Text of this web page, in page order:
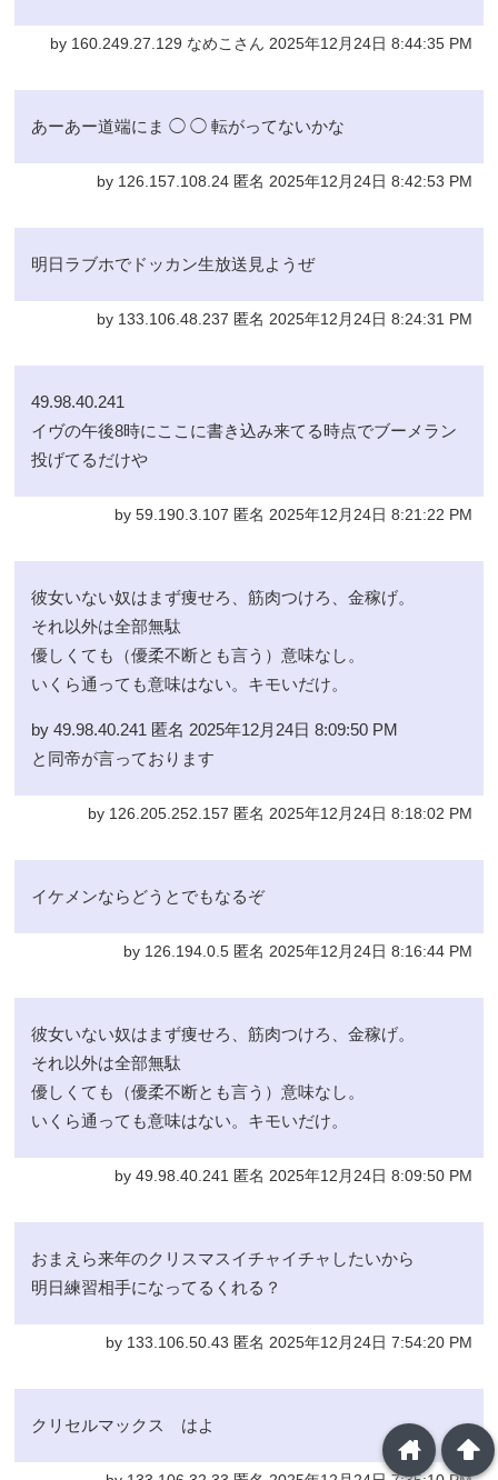
by 160.249.27.129 なめこさん 2025年12月24日 8:44:35 PM
あーあー道端にま ◯ ◯ 転がってないかな
by 126.157.108.24 匿名 2025年12月24日 8:42:53 PM
明日ラブホでドッカン生放送見ようぜ
by 133.106.48.237 匿名 2025年12月24日 8:24:31 PM
49.98.40.241
イヴの午後8時にここに書き込み来てる時点でブーメラン
投げてるだけや
by 59.190.3.107 匿名 2025年12月24日 8:21:22 PM
彼女いない奴はまず痩せろ、筋肉つけろ、金稼げ。
それ以外は全部無駄
優しくても（優柔不断とも言う）意味なし。
いくら通っても意味はない。キモいだけ。
by 49.98.40.241 匿名 2025年12月24日 8:09:50 PM
と同帝が言っております
by 126.205.252.157 匿名 2025年12月24日 8:18:02 PM
イケメンならどうとでもなるぞ
by 126.194.0.5 匿名 2025年12月24日 8:16:44 PM
彼女いない奴はまず痩せろ、筋肉つけろ、金稼げ。
それ以外は全部無駄
優しくても（優柔不断とも言う）意味なし。
いくら通っても意味はない。キモいだけ。
by 49.98.40.241 匿名 2025年12月24日 8:09:50 PM
おまえら来年のクリスマスイチャイチャしたいから
明日練習相手になってるくれる？
by 133.106.50.43 匿名 2025年12月24日 7:54:20 PM
クリセルマックス はよ
arrowup
home